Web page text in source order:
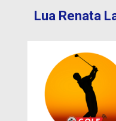
Lua Renata